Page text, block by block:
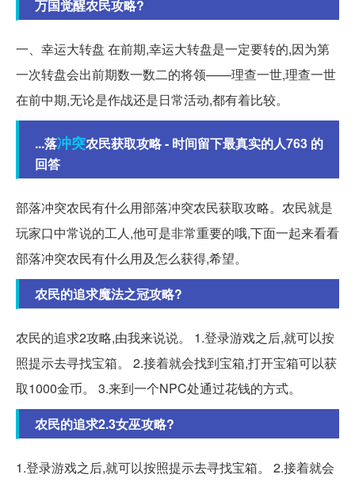
万国觉醒农民攻略?
一、幸运大转盘 在前期,幸运大转盘是一定要转的,因为第
一次转盘会出前期数一数二的将领——理查一世,理查一世
在前中期,无论是作战还是日常活动,都有着比较。
...落冲突农民获取攻略 - 时间留下最真实的人763 的
回答
部落冲突农民有什么用部落冲突农民获取攻略。农民就是
玩家口中常说的工人,他可是非常重要的哦,下面一起来看看
部落冲突农民有什么用及怎么获得,希望。
农民的追求魔法之冠攻略?
农民的追求2攻略,由我来说说。 1.登录游戏之后,就可以按
照提示去寻找宝箱。 2.接着就会找到宝箱,打开宝箱可以获
取1000金币。 3.来到一个NPC处通过花钱的方式。
农民的追求2.3女巫攻略?
1.登录游戏之后,就可以按照提示去寻找宝箱。 2.接着就会